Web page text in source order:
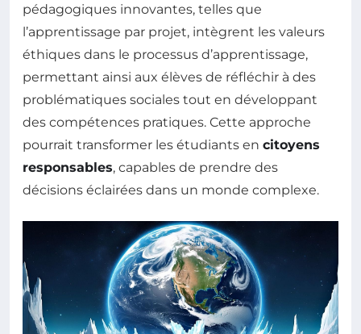
pédagogiques innovantes, telles que
l’apprentissage par projet, intègrent les valeurs
éthiques dans le processus d’apprentissage,
permettant ainsi aux élèves de réfléchir à des
problématiques sociales tout en développant
des compétences pratiques. Cette approche
pourrait transformer les étudiants en citoyens
responsables, capables de prendre des
décisions éclairées dans un monde complexe.